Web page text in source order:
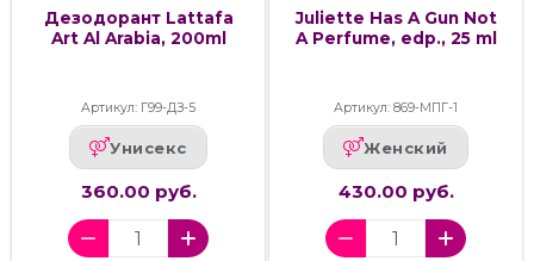
Дезодорант Lattafa
Art Al Arabia, 200ml
Артикул: Г99-ДЗ-5
Унисекс
360.00 руб.
Juliette Has A Gun Not
A Perfume, edp., 25 ml
Артикул: 869-МПГ-1
Женский
430.00 руб.